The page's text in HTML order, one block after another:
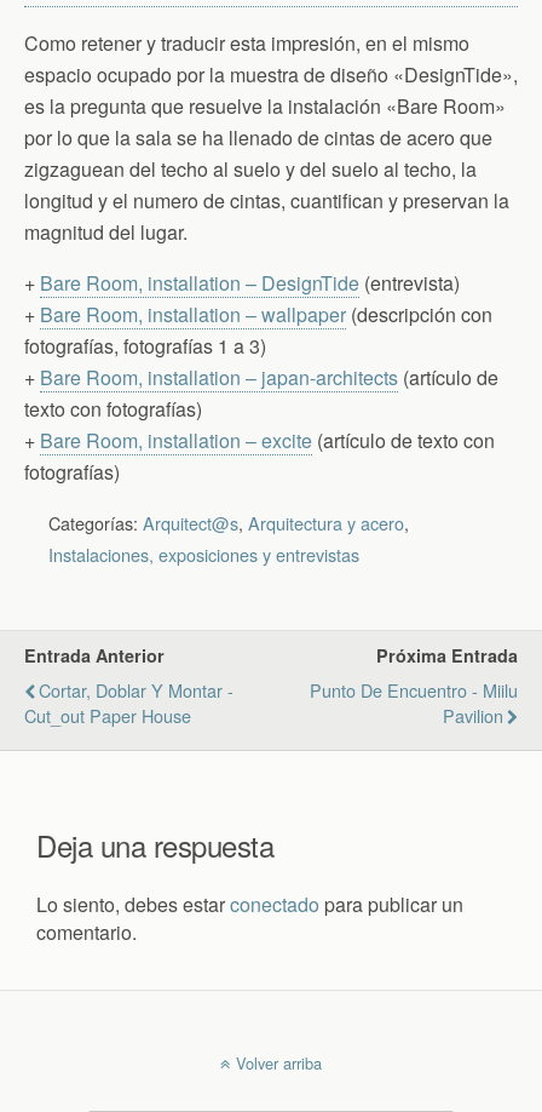
Como retener y traducir esta impresión, en el mismo
espacio ocupado por la muestra de diseño «DesignTide»,
es la pregunta que resuelve la instalación «Bare Room»
por lo que la sala se ha llenado de cintas de acero que
zigzaguean del techo al suelo y del suelo al techo, la
longitud y el numero de cintas, cuantifican y preservan la
magnitud del lugar.
+ Bare Room, installation – DesignTide (entrevista)
+ Bare Room, installation – wallpaper (descripción con
fotografías, fotografías 1 a 3)
+ Bare Room, installation – japan-architects (artículo de
texto con fotografías)
+ Bare Room, installation – excite (artículo de texto con
fotografías)
Categorías: Arquitect@s, Arquitectura y acero,
Instalaciones, exposiciones y entrevistas
Entrada Anterior
Cortar, Doblar Y Montar -
Cut_out Paper House
Próxima Entrada
Punto De Encuentro - Miilu
Pavilion
Deja una respuesta
Lo siento, debes estarconectado para publicar un
comentario.
Volver arriba